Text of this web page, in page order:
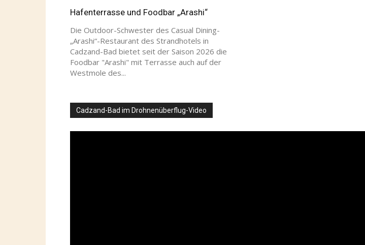
Hafenterrasse und Foodbar „Arashi“
Die Outdoor-Schwester des Casual Dining-
„Arashi“-Restaurant des Strandhotels in
Cadzand-Bad bietet seit der Saison 2026 die
Foodbar "Arashi" mit Terrasse auch auf der
Westmole des...
Cadzand-Bad im Drohnenüberflug-Video